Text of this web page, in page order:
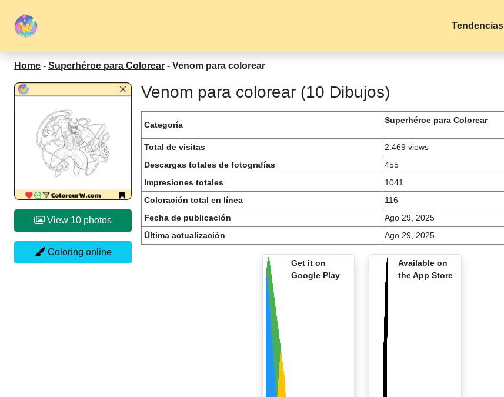
Tendencias
Home - Superhéroe para Colorear - Venom para colorear
View 10 photos
Coloring online
Venom para colorear (10 Dibujos)
Categoría Superhéroe para Colorear
Total de visitas
2.469 views
Descargas totales de fotografías
455
Impresiones totales
1041
Coloración total en línea
116
Fecha de publicación
Ago 29, 2025
Última actualización
Ago 29, 2025
Get it on
Google Play
Available on
the App Store